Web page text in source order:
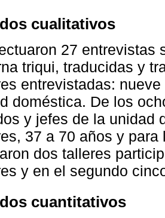
cualitativos
27 entrevistas
triqui, traducidas y
entrevistadas:
doméstica. De los
y jefes de la unidad
37 a 70 años y
dos talleres
y en el segundo
cuantitativos